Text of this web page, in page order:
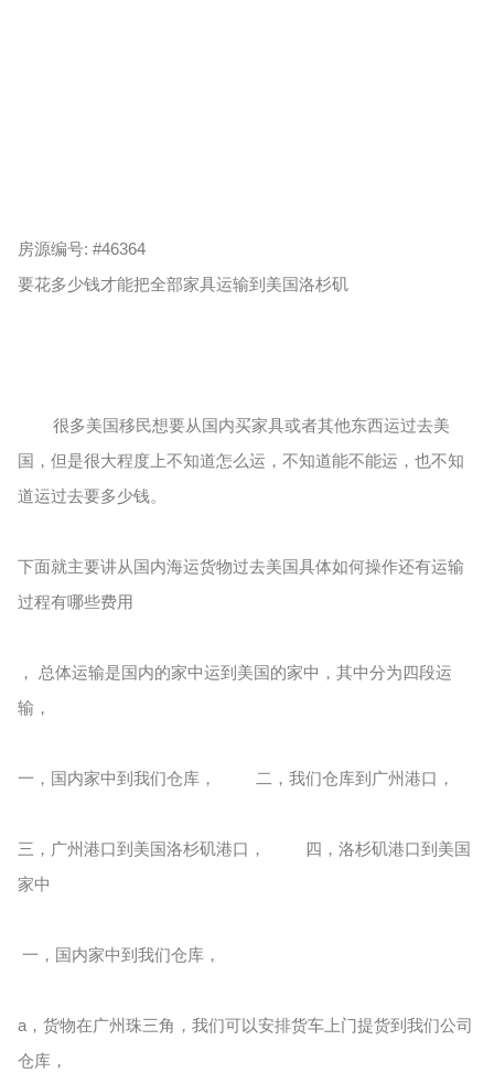
房源编号: #46364
要花多少钱才能把全部家具运输到美国洛杉矶
很多美国移民想要从国内买家具或者其他东西运过去美
国，但是很大程度上不知道怎么运，不知道能不能运，也不知
道运过去要多少钱。
下面就主要讲从国内海运货物过去美国具体如何操作还有运输
过程有哪些费用
， 总体运输是国内的家中运到美国的家中，其中分为四段运
输，
一，国内家中到我们仓库， 二，我们仓库到广州港口，
三，广州港口到美国洛杉矶港口， 四，洛杉矶港口到美国
家中
一，国内家中到我们仓库，
a，货物在广州珠三角，我们可以安排货车上门提货到我们公司
仓库，